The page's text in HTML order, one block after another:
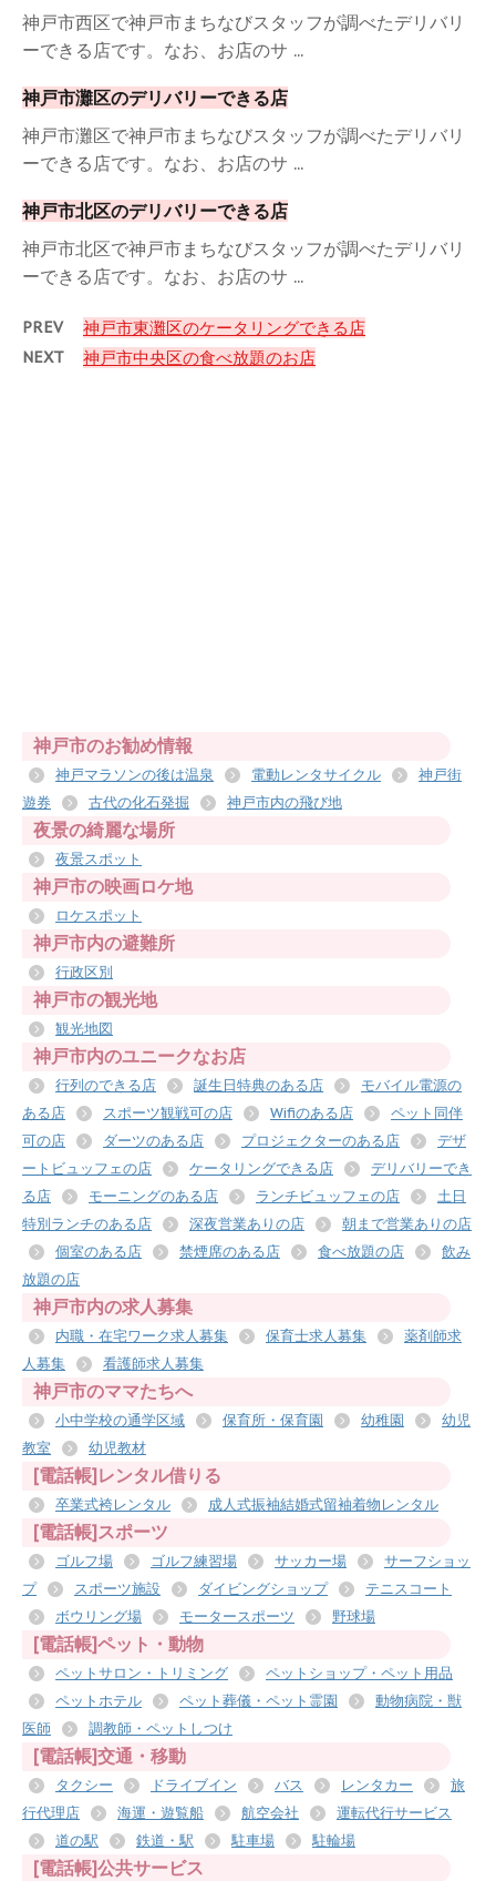
神戸市西区で神戸市まちなびスタッフが調べたデリバリ
ーできる店です。なお、お店のサ ...
神戸市灘区のデリバリーできる店
神戸市灘区で神戸市まちなびスタッフが調べたデリバリ
ーできる店です。なお、お店のサ ...
神戸市北区のデリバリーできる店
神戸市北区で神戸市まちなびスタッフが調べたデリバリ
ーできる店です。なお、お店のサ ...
PREV 神戸市東灘区のケータリングできる店
NEXT 神戸市中央区の食べ放題のお店
神戸市のお勧め情報
神戸マラソンの後は温泉 電動レンタサイクル
神戸街
遊券
古代の化石発掘 神戸市内の飛び地
夜景の綺麗な場所
夜景スポット
神戸市の映画ロケ地
ロケスポット
神戸市内の避難所
行政区別
神戸市の観光地
観光地図
神戸市内のユニークなお店
行列のできる店 誕生日特典のある店
モバイル電源の
ある店
スポーツ観戦可の店 Wifiのある店
ペット同伴
可の店
ダーツのある店 プロジェクターのある店
デザ
ートビュッフェの店
ケータリングできる店
デリバリーでき
る店
モーニングのある店 ランチビュッフェの店
土日
特別ランチのある店
深夜営業ありの店
朝まで営業ありの店
個室のある店
禁煙席のある店 食べ放題の店
飲み
放題の店
神戸市内の求人募集
内職・在宅ワーク求人募集 保育士求人募集
薬剤師求
人募集
看護師求人募集
神戸市のママたちへ
小中学校の通学区域 保育所・保育園 幼稚園
幼児
教室
幼児教材
[電話帳]レンタル借りる
卒業式袴レンタル 成人式振袖結婚式留袖着物レンタル
[電話帳]スポーツ
ゴルフ場 ゴルフ練習場 サッカー場
サーフショッ
プ
スポーツ施設 ダイビングショップ
テニスコート
ボウリング場
モータースポーツ 野球場
[電話帳]ペット・動物
ペットサロン・トリミング
ペットショップ・ペット用品
ペットホテル
ペット葬儀・ペット霊園
動物病院・獣
医師
調教師・ペットしつけ
[電話帳]交通・移動
タクシー ドライブイン バス レンタカー
旅
行代理店
海運・遊覧船 航空会社
運転代行サービス
道の駅
鉄道・駅 駐車場 駐輪場
[電話帳]公共サービス